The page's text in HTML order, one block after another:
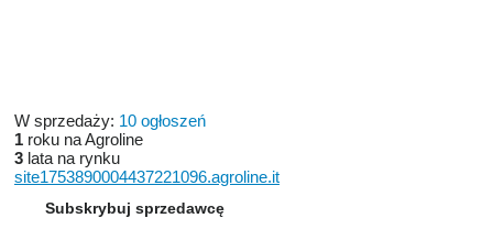
W sprzedaży: 10 ogłoszeń
1 roku na Agroline
3 lata na rynku
site1753890004437221096.agroline.it
Subskrybuj sprzedawcę